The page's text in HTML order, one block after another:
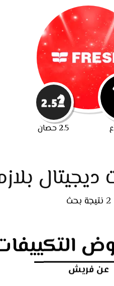
2.5 حصان
بلازما
2 نتيجة بحث
عن فريش